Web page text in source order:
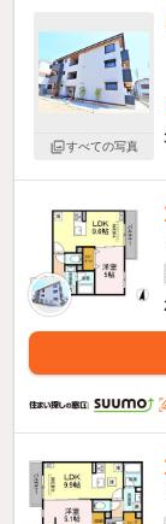
すべての写真